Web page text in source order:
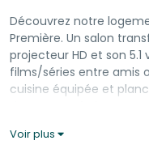
Découvrez notre
Première. Un salon
projecteur HD et son
films/séries entre amis
cuisine équipée et
qu’un séjour, une
Voir plus